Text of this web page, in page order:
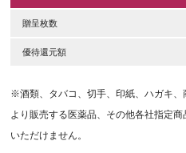
贈呈枚数
優待還元額
※酒類、タバコ、切手、印紙、ハガキ
より販売する医薬品、その他各社指定
いただけません。